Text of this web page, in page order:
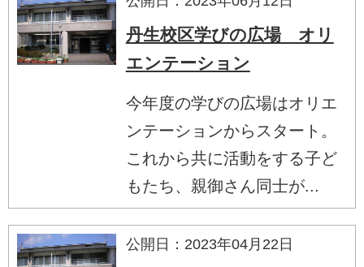
丹生校区学びの広場 オリ
エンテーション
今年度の学びの広場はオリエ
ンテーションからスタート。
これから共に活動をする子ど
もたち、親御さん同士が...
公開日：2023年04月22日